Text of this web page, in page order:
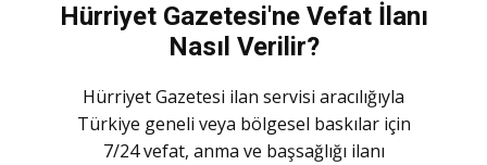
Hürriyet Gazetesi'ne Vefat İlanı
Nasıl Verilir?
Hürriyet Gazetesi ilan servisi aracılığıyla
Türkiye geneli veya bölgesel baskılar için
7/24 vefat, anma ve başsağlığı ilanı